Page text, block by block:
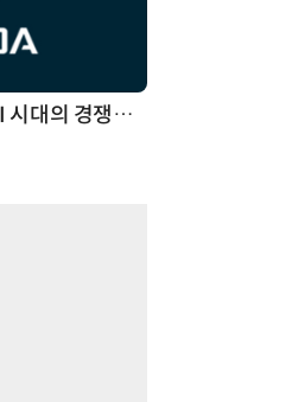
체계화 된 데이터가 곧 AI 시대의 경쟁력이다